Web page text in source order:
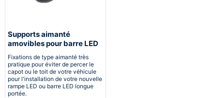
Supports aimanté
amovibles pour barre LED
et rampe LED longue
portée
Fixations de type aimanté très
pratique pour éviter de percer le
capot ou le toit de votre véhicule
pour l'installation de votre nouvelle
rampe LED ou barre LED longue
portée.